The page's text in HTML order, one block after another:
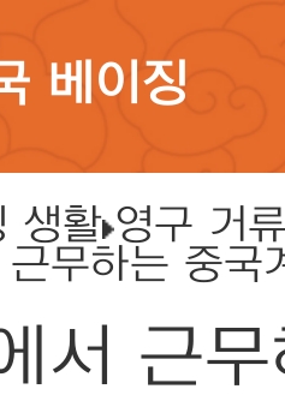
베이징
생활 영구 거
무하는 중국
서 근